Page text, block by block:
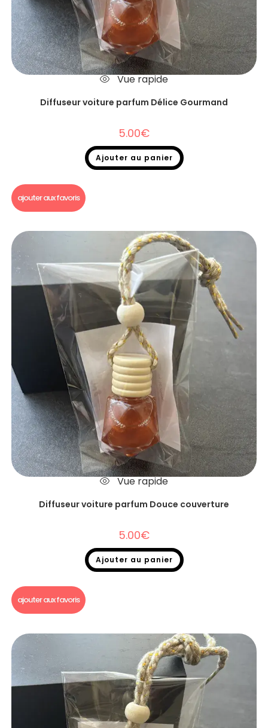
Vue rapide
Diffuseur voiture parfum Délice Gourmand
5.00€
Ajouter au panier
ajouter aux favoris
Vue rapide
Diffuseur voiture parfum Douce couverture
5.00€
Ajouter au panier
ajouter aux favoris